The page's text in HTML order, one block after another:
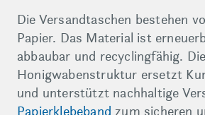
Die Versandtaschen bestehen
Papier. Das Material ist
abbaubar und recyclingfähig.
Honigwabenstruktur ersetzt
und unterstützt nachhaltige
Papierklebeband zum sicheren